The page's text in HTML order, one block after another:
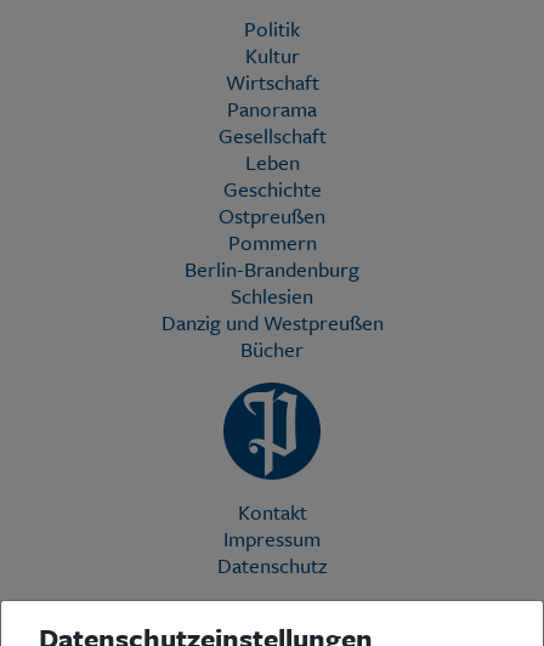
Politik
Kultur
Wirtschaft
Panorama
Gesellschaft
Leben
Geschichte
Ostpreußen
Pommern
Berlin-Brandenburg
Schlesien
Danzig und Westpreußen
Bücher
Kontakt
Impressum
Datenschutz